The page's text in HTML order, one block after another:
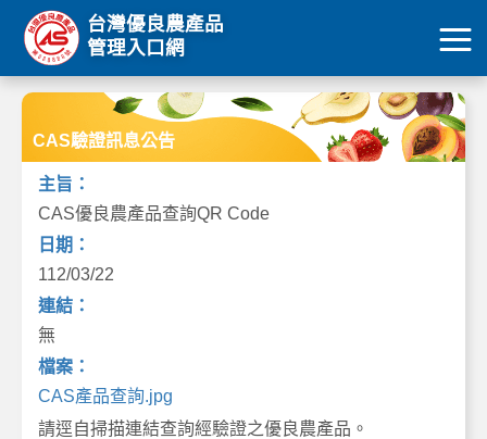
台灣優良農產品
管理入口網
CAS驗證訊息公告
主旨：
CAS優良農產品查詢QR Code
日期：
112/03/22
連結：
無
檔案：
CAS產品查詢.jpg
請逕自掃描連結查詢經驗證之優良農產品。